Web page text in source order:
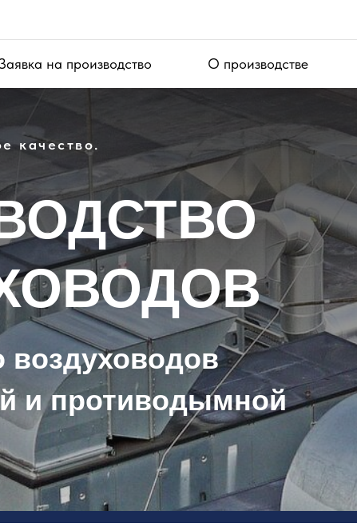
на производство О производстве
качество.
воздуховодов
и противодымной